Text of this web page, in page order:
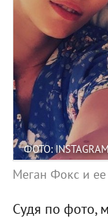
ФОТО:
Меган Фокс и
Судя по фото,